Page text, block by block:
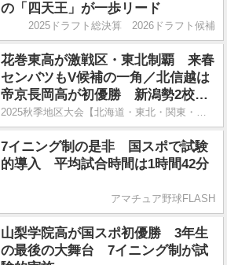
の「四天王」が一歩リード
2025ドラフト総決算 2026ドラフト候補
花巻東高が激戦区・東北制覇 来春
センバツもV候補の一角／北信越は
帝京長岡高が初優勝 新潟勢2校が
センバツ有力
2025秋季地区大会【北海道・東北・関東・北信越】
7イニング制の是非 国スポで試験
的導入 平均試合時間は1時間42分
アマチュア野球FLASH
山梨学院高が国スポ初優勝 3年生
の最後の大舞台 7イニング制が試